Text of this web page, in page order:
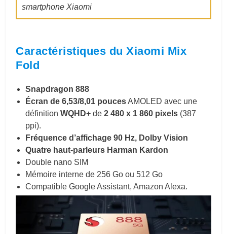
smartphone Xiaomi
Caractéristiques du Xiaomi Mix
Fold
Snapdragon 888
Écran de 6,53/8,01 poucesAMOLED avec une
définitionWQHD+ de2 480 x 1 860 pixels (387
ppi).
Fréquence d’affichage 90 Hz, Dolby Vision
Quatre haut-parleurs Harman Kardon
Double nano SIM
Mémoire interne de 256 Go ou 512 Go
Compatible Google Assistant, Amazon Alexa.